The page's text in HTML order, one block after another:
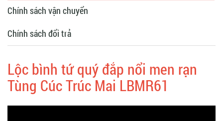
Chính sách vận chuyển
Chính sách đổi trả
Lộc bình tứ quý đắp nổi men rạn
Tùng Cúc Trúc Mai LBMR61